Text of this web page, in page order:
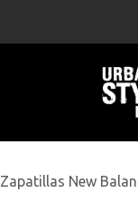
Zapatillas New